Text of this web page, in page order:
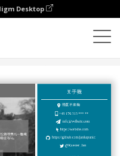
Desktop